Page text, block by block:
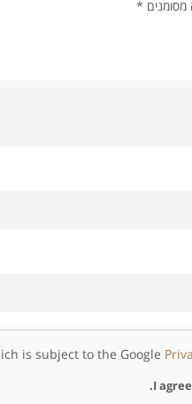
*
is subject to the Google
I